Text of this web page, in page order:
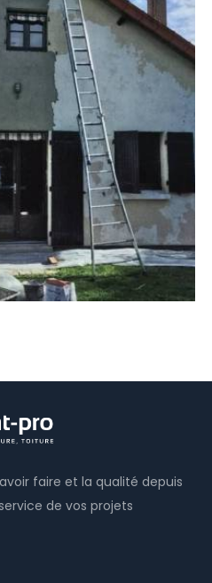
faire et la qualité depuis
de vos projets